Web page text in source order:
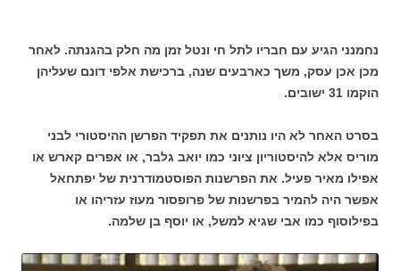
נחמנני הגיע עם חבריו לתל חי ונטל זמן מה חלק בהגנתה. לאחר
מכן אכן עסק, משך כארבעים שנה, ברכישת אלפי דונם שעליהן
הוקמו 31 ישובים.
בסרט האחר לא היו נותנים את תפקיד הפרשן ההיסטורי לבני
מוריס אלא להיסטוריון ציוני כמו יואב גלבר, או אפרים קארש או
אפילו מאיר פעיל. את הפרשנות הפוסטמודרנית של יפתחאל
אפשר היה להמיר בפרשנות של פרופסור מעוז עזריהו או
בפילוסוף כמו אבי שגיא למשל, או יוסף בן שלמה.